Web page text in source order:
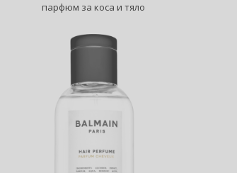
парфюм за коса и тяло